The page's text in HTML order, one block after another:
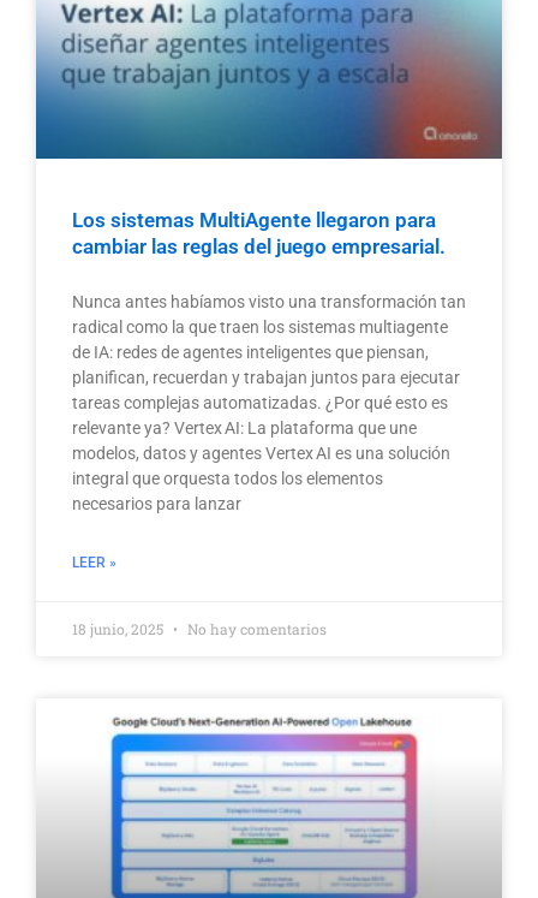
Los sistemas MultiAgente llegaron para
cambiar las reglas del juego empresarial.
Nunca antes habíamos visto una transformación tan
radical como la que traen los sistemas multiagente
de IA: redes de agentes inteligentes que piensan,
planifican, recuerdan y trabajan juntos para ejecutar
tareas complejas automatizadas. ¿Por qué esto es
relevante ya? Vertex AI: La plataforma que une
modelos, datos y agentes Vertex AI es una solución
integral que orquesta todos los elementos
necesarios para lanzar
LEER »
18 junio, 2025 No hay comentarios